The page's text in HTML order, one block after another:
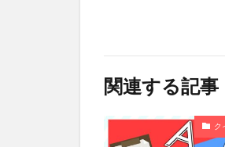
関連する記事
ク